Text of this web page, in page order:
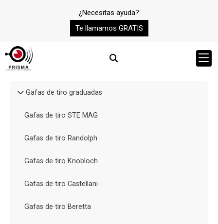
¿Necesitas ayuda?
Te llamamos GRATIS
Gafas de tiro graduadas
Gafas de tiro STE MAG
Gafas de tiro Randolph
Gafas de tiro Knobloch
Gafas de tiro Castellani
Gafas de tiro Beretta